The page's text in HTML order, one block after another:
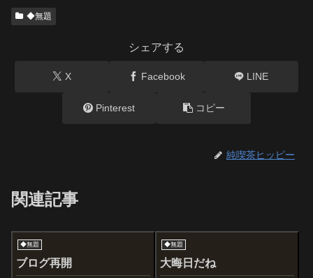
◆無題
シェアする
X Facebook LINE
Pinterest コピー
純喫茶ヒッピー
関連記事
◆無題
ブログ再開
◆無題
大晦日だね